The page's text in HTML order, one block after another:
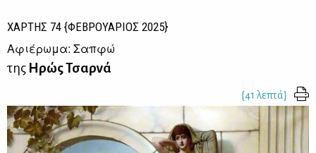
ΧΑΡΤΗΣ 74 {ΦΕΒΡΟΥΑΡΙΟΣ 2025}
Αφιέρωμα: Σαπφώ
της Ηρώς Τσαρνά
{41 λεπτά}